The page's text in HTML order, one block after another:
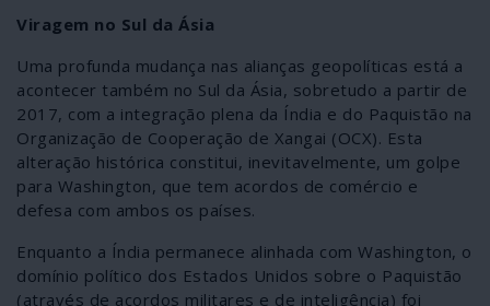
Viragem no Sul da Ásia
Uma profunda mudança nas alianças geopolíticas está a
acontecer também no Sul da Ásia, sobretudo a partir de
2017, com a integração plena da Índia e do Paquistão na
Organização de Cooperação de Xangai (OCX). Esta
alteração histórica constitui, inevitavelmente, um golpe
para Washington, que tem acordos de comércio e
defesa com ambos os países.
Enquanto a Índia permanece alinhada com Washington, o
domínio político dos Estados Unidos sobre o Paquistão
(através de acordos militares e de inteligência) foi